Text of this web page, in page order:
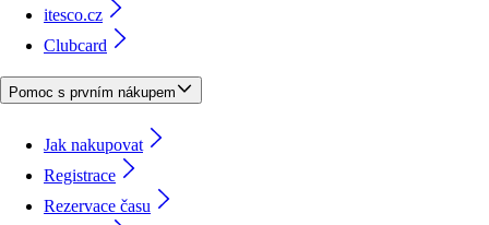
itesco.cz
Clubcard
Pomoc s prvním nákupem
Jak nakupovat
Registrace
Rezervace času